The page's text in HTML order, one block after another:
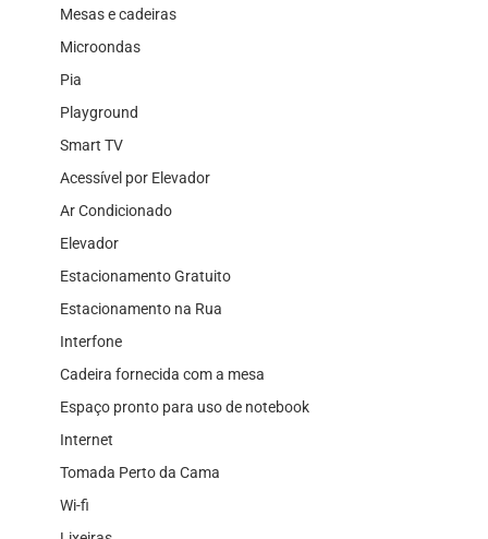
Mesas e cadeiras
Microondas
Pia
Playground
Smart TV
Acessível por Elevador
Ar Condicionado
Elevador
Estacionamento Gratuito
Estacionamento na Rua
Interfone
Cadeira fornecida com a mesa
Espaço pronto para uso de notebook
Internet
Tomada Perto da Cama
Wi-fi